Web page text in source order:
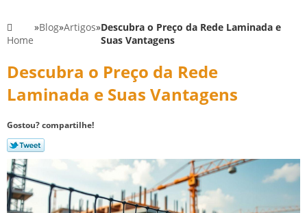
Home
»Blog»Artigos»Descubra o Preço da Rede Laminada e
Suas Vantagens
Descubra o Preço da Rede
Laminada e Suas Vantagens
Gostou? compartilhe!